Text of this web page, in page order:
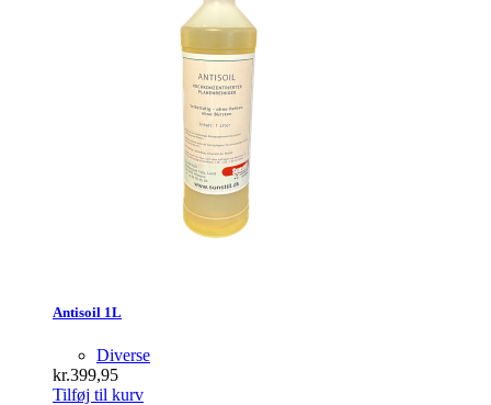
Antisoil 1L
Diverse
kr.399,95
Tilføj til kurv